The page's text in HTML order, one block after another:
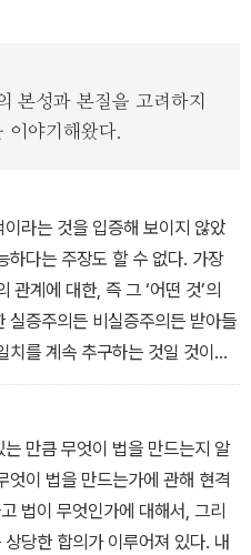
본성과 본질을 고려하지
이야기해왔다.
라는 것을 입증해 보이지 않았
하다는 주장도 할 수 없다. 가장
계에 대한, 즉 그 ‘어떤 것’의
실증주의든 비실증주의든 받아들
를 계속 추구하는 것일 것이다.
합법성)이 제시하는 이런 식의
했지만, 그렇다고 해서 이런 식
한 것은 아니다. 그럼에도 불구
증에 설득당해 생각을 바꾸게 될
다. 양 진영에게는 다른 어떤 고
그림보다 더 설득력 있게 다가
만큼 무엇이 법을 만드는지 알
엇이 법을 만드는가에 관해 현격
법이 무엇인가에 대해서, 그리
당한 합의가 이루어져 있다. 내